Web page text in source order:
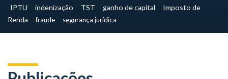
IPTU
indenização TST ganho de capital
Imposto de
Renda
fraude segurança jurídica